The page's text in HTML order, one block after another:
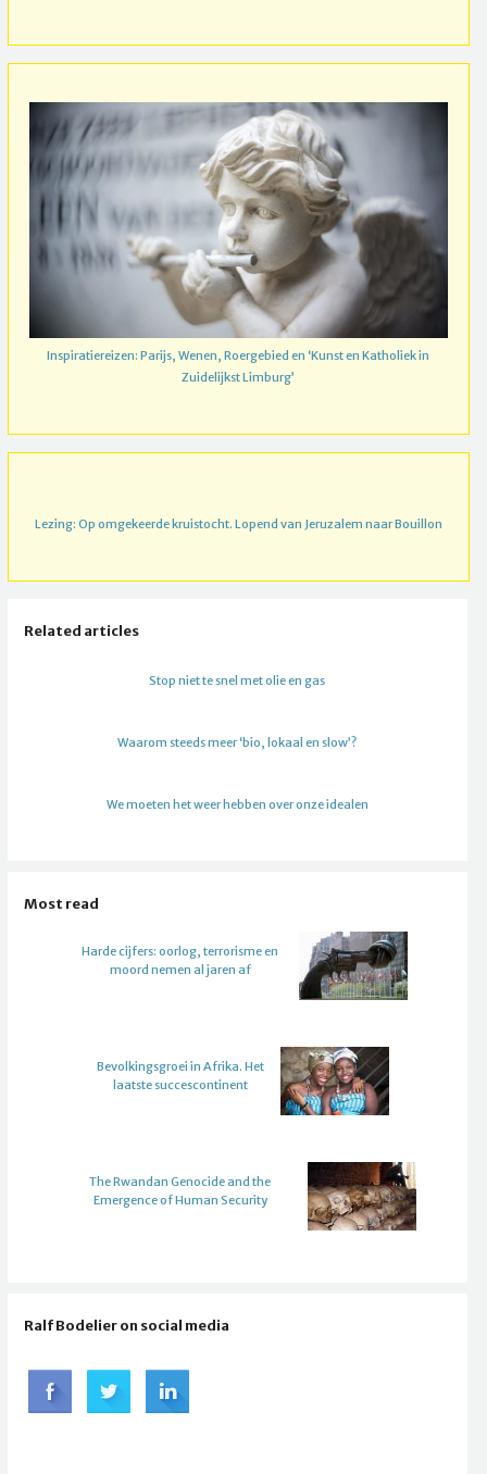
Inspiratiereizen: Parijs, Wenen, Roergebied en ‘Kunst en Katholiek in
Zuidelijkst Limburg’
Lezing: Op omgekeerde kruistocht. Lopend van Jeruzalem naar Bouillon
Related articles
Stop niet te snel met olie en gas
Waarom steeds meer ‘bio, lokaal en slow’?
We moeten het weer hebben over onze idealen
Most read
Harde cijfers: oorlog, terrorisme en
moord nemen al jaren af
Bevolkingsgroei in Afrika. Het
laatste succescontinent
The Rwandan Genocide and the
Emergence of Human Security
Ralf Bodelier on social media